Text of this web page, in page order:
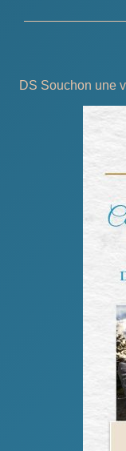
DS Souchon une